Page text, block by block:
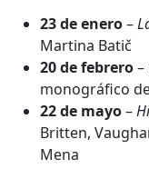
23 de enero–
Martina Batič
20 de febrero–
monográfico
22 de mayo–
Britten,
Mena